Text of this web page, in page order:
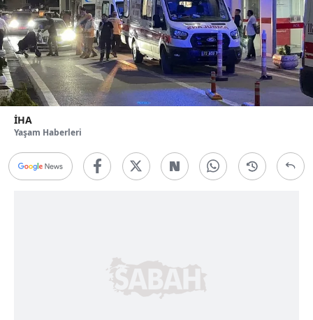
İHA
Yaşam Haberleri